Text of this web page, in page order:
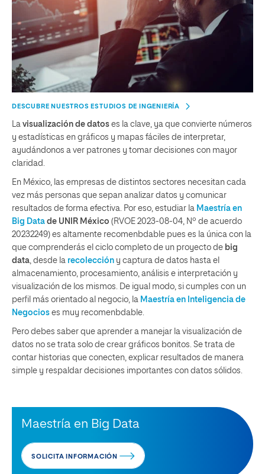
DESCUBRE NUESTROS ESTUDIOS DE INGENIERÍA
La visualización de datos es la clave, ya que convierte números
y estadísticas en gráficos y mapas fáciles de interpretar,
ayudándonos a ver patrones y tomar decisiones con mayor
claridad.
En México, las empresas de distintos sectores necesitan cada
vez más personas que sepan analizar datos y comunicar
resultados de forma efectiva. Por eso, estudiar la Maestría en
Big Data de UNIR México (RVOE 2023-08-04, Nº de acuerdo
20232249) es altamente recomenbdable pues es la única con la
que comprenderás el ciclo completo de un proyecto de big
data , desde la recolección y captura de datos hasta el
almacenamiento, procesamiento, análisis e interpretación y
visualización de los mismos. De igual modo, si cumples con un
perfil más orientado al negocio, la Maestría en Inteligencia de
Negocios es muy recomenbdable.
Pero debes saber que aprender a manejar la visualización de
datos no se trata solo de crear gráficos bonitos. Se trata de
contar historias que conecten, explicar resultados de manera
simple y respaldar decisiones importantes con datos sólidos.
Maestría en Big Data
SOLICITA INFORMACIÓN